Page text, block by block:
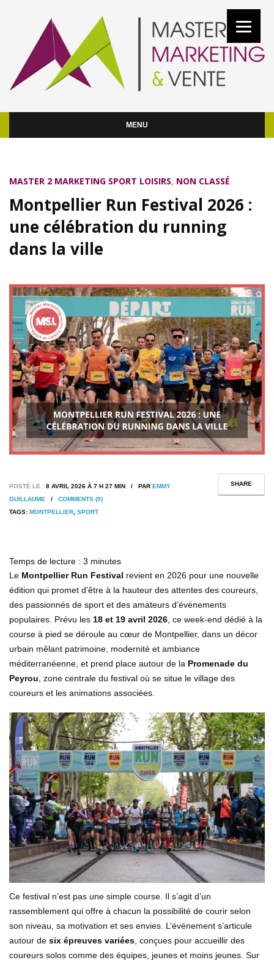
MENU
MASTER 2 MARKETING SPORT LOISIRS, NON CLASSÉ
Montpellier Run Festival 2026 :
une célébration du running
dans la ville
SHARE
POSTÉ LE : 8 AVRIL 2026 À 7 H 27 MIN / PAR EMMY
GUILLAUME / COMMENTS (0)
TAGS: MONTPELLIER SPORT
Temps de lecture : 3 minutes
Le Montpellier Run Festival revient en 2026 pour une nouvelle
édition qui promet d’être à la hauteur des attentes des coureurs,
des passionnés de sport et des amateurs d’événements
populaires. Prévu les 18 et 19 avril 2026 , ce week-end dédié à la
course à pied se déroule au cœur de Montpellier, dans un décor
urbain mêlant patrimoine, modernité et ambiance
méditerranéenne, et prend place autour de la Promenade du
Peyrou , zone centrale du festival où se situe le village des
coureurs et les animations associées.
Ce festival n’est pas une simple course. Il s’agit d’un
rassemblement qui offre à chacun la possibilité de courir selon
son niveau, sa motivation et ses envies. L’événement s’articule
autour de six épreuves variées, conçues pour accueillir des
coureurs solos comme des équipes, jeunes et moins jeunes. Sur